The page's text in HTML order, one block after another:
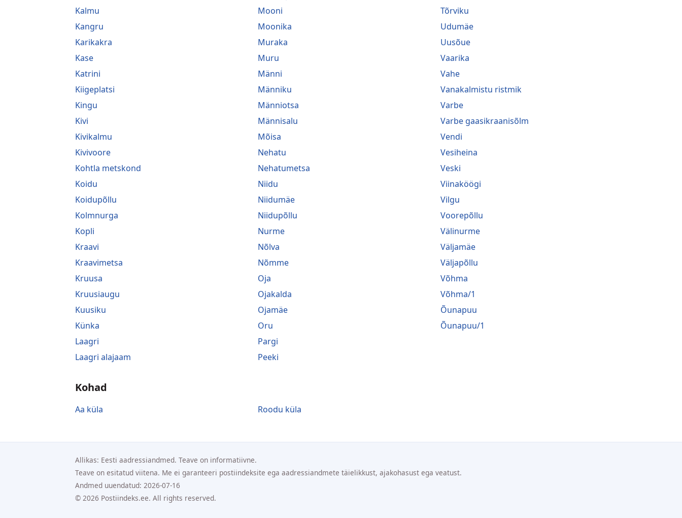
Kalmu
Kangru
Karikakra
Kase
Katrini
Kiigeplatsi
Kingu
Kivi
Kivikalmu
Kivivoore
Kohtla metskond
Koidu
Koidupõllu
Kolmnurga
Kopli
Kraavi
Kraavimetsa
Kruusa
Kruusiaugu
Kuusiku
Künka
Laagri
Laagri alajaam
Mooni
Moonika
Muraka
Muru
Männi
Männiku
Männiotsa
Männisalu
Mõisa
Nehatu
Nehatumetsa
Niidu
Niidumäe
Niidupõllu
Nurme
Nõlva
Nõmme
Oja
Ojakalda
Ojamäe
Oru
Pargi
Peeki
Tõrviku
Udumäe
Uusõue
Vaarika
Vahe
Vanakalmistu ristmik
Varbe
Varbe gaasikraanisõlm
Vendi
Vesiheina
Veski
Viinaköögi
Vilgu
Voorepõllu
Välinurme
Väljamäe
Väljapõllu
Võhma
Võhma/1
Õunapuu
Õunapuu/1
Kohad
Aa küla Roodu küla
Allikas: Eesti aadressiandmed. Teave on informatiivne.
Teave on esitatud viitena. Me ei garanteeri postiindeksite ega aadressiandmete täielikkust, ajakohasust ega veatust.
Andmed uuendatud: 2026-07-16
© 2026 Postiindeks.ee. All rights reserved.